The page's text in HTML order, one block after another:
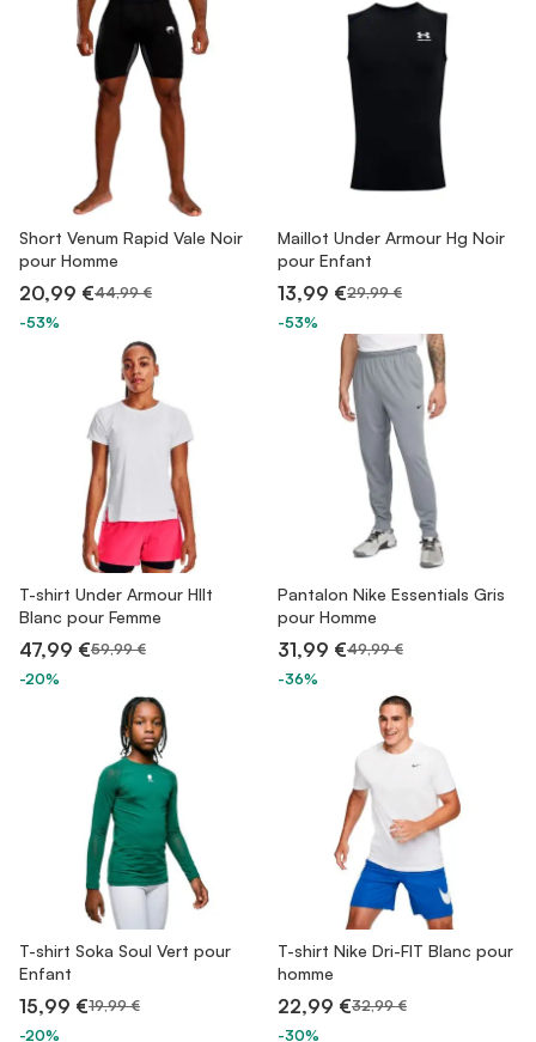
Short Venum Rapid Vale Noir
pour Homme
20,99 €44,99 €
-53%
Maillot Under Armour Hg Noir
pour Enfant
13,99 €29,99 €
-53%
T-shirt Under Armour HIIt
Blanc pour Femme
47,99 €59,99 €
-20%
Pantalon Nike Essentials Gris
pour Homme
31,99 €49,99 €
-36%
T-shirt Soka Soul Vert pour
Enfant
15,99 €19,99 €
-20%
T-shirt Nike Dri-FIT Blanc pour
homme
22,99 €32,99 €
-30%